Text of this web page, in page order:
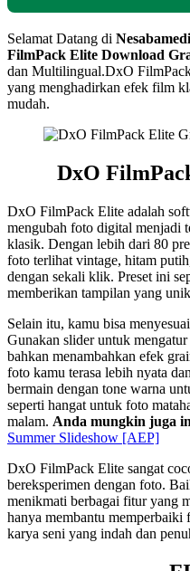
Selamat Datang di
FilmPack Elite Download
dan Multilingual.DxO
yang menghadirkan efek film
mudah.
DxO
DxO FilmPack Elite adalah
mengubah foto digital menjadi
klasik. Dengan lebih dari 80
foto terlihat vintage, hitam
dengan sekali klik. Preset ini
memberikan tampilan yang
Selain itu, kamu bisa
Gunakan slider untuk
bahkan menambahkan efek
foto kamu terasa lebih nyata
bermain dengan tone warna
seperti hangat untuk foto
malam. Anda mungkin juga
Summer Slideshow [AEP]
DxO FilmPack Elite sangat
bereksperimen dengan foto.
menikmati berbagai fitur yang
hanya membantu memperbaiki
karya seni yang indah dan